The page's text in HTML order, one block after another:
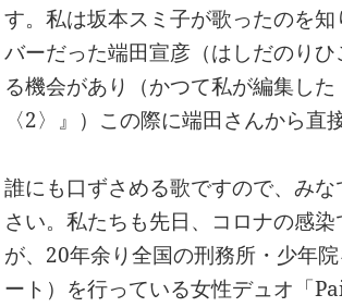
す。私は坂本スミ子が歌ったのを
バーだった端田宣彦（はしだのり
る機会があり（かつて私が編集し
〈2〉』）この際に端田さんから直
誰にも口ずさめる歌ですので、み
さい。私たちも先日、コロナの感
が、20年余り全国の刑務所・少年
ート）を行っている女性デュオ「